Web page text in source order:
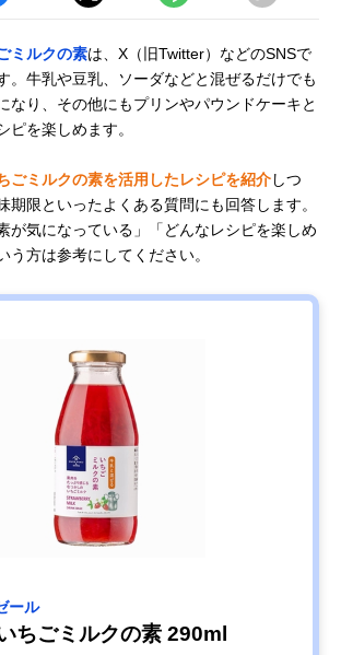
ミルクの素は、X（旧Twitter）などのSNSで
。牛乳や豆乳、ソーダなどと混ぜるだけでも
なり、その他にもプリンやパウンドケーキと
ピを楽しめます。
ごミルクの素を活用したレシピを紹介しつ
期限といったよくある質問にも回答します。
が気になっている」「どんなレシピを楽しめ
う方は参考にしてください。
ール
ちごミルクの素 290ml